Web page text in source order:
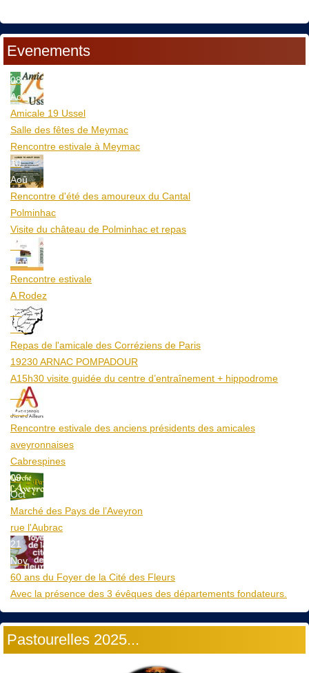
Evenements
08
Aoû
Amicale 19 Ussel
Salle des fêtes de Meymac
Rencontre estivale à Meymac
10
Aoû
Rencontre d'été des amoureux du Cantal
Polminhac
Visite du château de Polminhac et repas
12
Aoû
Rencontre estivale
A Rodez
23
Aoû
Repas de l'amicale des Corréziens de Paris
19230 ARNAC POMPADOUR
A15h30 visite guidée du centre d’entraînement + hippodrome
25
Aoû
Rencontre estivale des anciens présidents des amicales
aveyronnaises
Cabrespines
09
Oct
Marché des Pays de l’Aveyron
rue l'Aubrac
21
Nov
60 ans du Foyer de la Cité des Fleurs
Avec la présence des 3 évêques des départements fondateurs.
Pastourelles 2025...